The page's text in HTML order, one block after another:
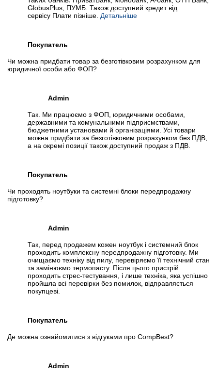
GlobusPlus, ПУМБ. Також доступний кредит від
сервісу Плати пізніше. Детальніше
Покупатель
Чи можна придбати товар за безготівковим розрахунком для
юридичної особи або ФОП?
Admin
Так. Ми працюємо з ФОП, юридичними особами,
державними та комунальними підприємствами,
бюджетними установами й організаціями. Усі товари
можна придбати за безготівковим розрахунком без ПДВ,
а на окремі позиції також доступний продаж з ПДВ.
Покупатель
Чи проходять ноутбуки та системні блоки передпродажну
підготовку?
Admin
Так, перед продажем кожен ноутбук і системний блок
проходить комплексну передпродажну підготовку. Ми
очищаємо техніку від пилу, перевіряємо її технічний стан
та замінюємо термопасту. Після цього пристрій
проходить стрес-тестування, і лише техніка, яка успішно
пройшла всі перевірки без помилок, відправляється
покупцеві.
Покупатель
Де можна ознайомитися з відгуками про CompBest?
Admin